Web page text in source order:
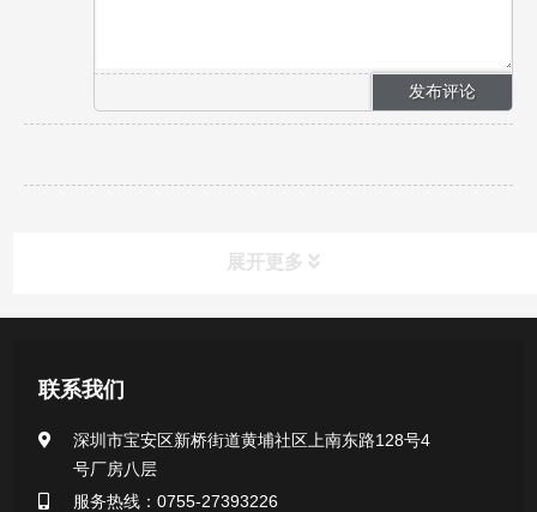
展开更多
行业新闻
联系我们
深圳市宝安区新桥街道黄埔社区上南东路128号4
号厂房八层
服务热线：0755-27393226